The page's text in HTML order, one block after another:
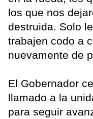
los que nos
destruida. Solo
trabajen codo a
nuevamente de
El Gobernador
llamado a la
para seguir